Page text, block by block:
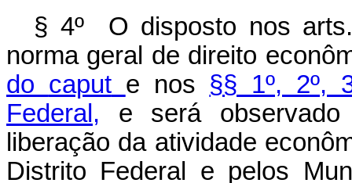
§ 4º O disposto nos
norma geral de direito
do caput e nos §§ 1º, 2º,
Federal, e será
liberação da atividade
Distrito Federal e pelos